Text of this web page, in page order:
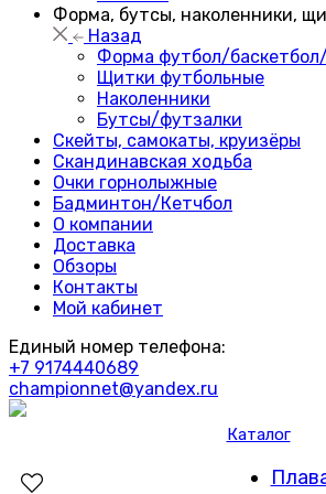
Форма, бутсы, наколенники,
Назад
Форма футбол/
Щитки футбольные
Наколенники
Бутсы/футзалки
Скейты, самокаты, круизёры
Скандинавская ходьба
Очки горнолыжные
Бадминтон/Кетчбол
О компании
Доставка
Обзоры
Контакты
Мой кабинет
Единый номер телефона:
+7 9174440689
championnet@yandex.ru
Каталог